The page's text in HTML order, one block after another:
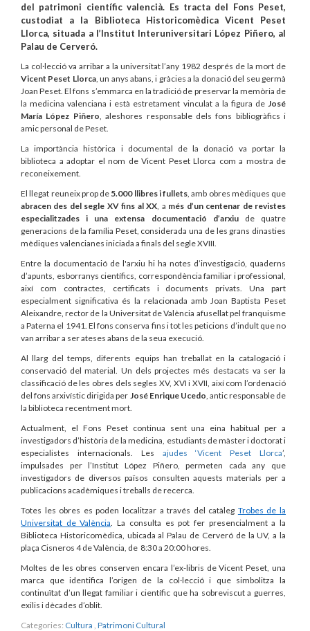
del patrimoni científic valencià. Es tracta del Fons Peset,
custodiat a la Biblioteca Historicomèdica Vicent Peset
Llorca, situada a l’Institut Interuniversitari López Piñero, al
Palau de Cerveró.
La col·lecció va arribar a la universitat l’any 1982 després de la mort de
Vicent Peset Llorca, un anys abans, i gràcies a la donació del seu germà
Joan Peset. El fons s’emmarca en la tradició de preservar la memòria de
la medicina valenciana i està estretament vinculat a la figura de José
María López Piñero , aleshores responsable dels fons bibliogràfics i
amic personal de Peset.
La importància històrica i documental de la donació va portar la
biblioteca a adoptar el nom de Vicent Peset Llorca com a mostra de
reconeixement.
El llegat reuneix prop de 5.000 llibres i fullets , amb obres mèdiques que
abracen des del segle XV fins al XX , a més d’un centenar de revistes
especialitzades i una extensa documentació d’arxiude quatre
generacions de la família Peset, considerada una de les grans dinasties
mèdiques valencianes iniciada a finals del segle XVIII.
Entre la documentació de l'arxiu hi ha notes d’investigació, quaderns
d’apunts, esborranys científics, correspondència familiar i professional,
així com contractes, certificats i documents privats. Una part
especialment significativa és la relacionada amb Joan Baptista Peset
Aleixandre, rector de la Universitat de València afusellat pel franquisme
a Paterna el 1941. El fons conserva fins i tot les peticions d’indult que no
van arribar a ser ateses abans de la seua execució.
Al llarg del temps, diferents equips han treballat en la catalogació i
conservació del material. Un dels projectes més destacats va ser la
classificació de les obres dels segles XV, XVI i XVII, així com l’ordenació
del fons arxivístic dirigida per José Enrique Ucedo , antic responsable de
la biblioteca recentment mort.
Actualment, el Fons Peset continua sent una eina habitual per a
investigadors d’història de la medicina, estudiants de màster i doctorat i
especialistes internacionals. Les ajudes ‘Vicent Peset Llorca’,
impulsades per l’Institut López Piñero, permeten cada any que
investigadors de diversos països consulten aquests materials per a
publicacions acadèmiques i treballs de recerca.
Totes les obres es poden localitzar a través del catàleg Trobes de la
Universitat de València . La consulta es pot fer presencialment a la
Biblioteca Historicomèdica, ubicada al Palau de Cerveró de la UV, a la
plaça Cisneros 4 de València, de 8:30 a 20:00 hores.
Moltes de les obres conserven encara l’ex-libris de Vicent Peset, una
marca que identifica l’origen de la col·lecció i que simbolitza la
continuïtat d’un llegat familiar i científic que ha sobreviscut a guerres,
exilis i dècades d’oblit.
Categories: Cultura Patrimoni Cultural